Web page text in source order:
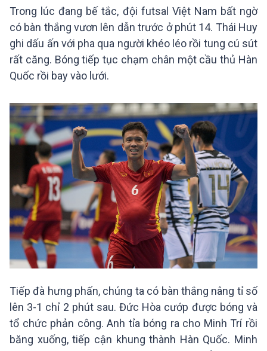
Trong lúc đang bế tắc, đội futsal Việt Nam bất ngờ
có bàn thắng vươn lên dẫn trước ở phút 14. Thái Huy
ghi dấu ấn với pha qua người khéo léo rồi tung cú sút
rất căng. Bóng tiếp tục chạm chân một cầu thủ Hàn
Quốc rồi bay vào lưới.
Tiếp đà hưng phấn, chúng ta có bàn thắng nâng tỉ số
lên 3-1 chỉ 2 phút sau. Đức Hòa cướp được bóng và
tổ chức phản công. Anh tỉa bóng ra cho Minh Trí rồi
băng xuống, tiếp cận khung thành Hàn Quốc. Minh